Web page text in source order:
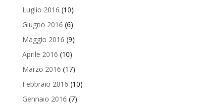
Luglio 2016 (10)
Giugno 2016 (6)
Maggio 2016 (9)
Aprile 2016 (10)
Marzo 2016 (17)
Febbraio 2016 (10)
Gennaio 2016 (7)